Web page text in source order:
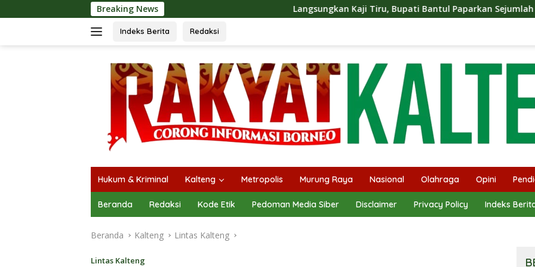
ke
Breaking News Langsungkan Kaji Tiru, Bupati Bantul Paparkan Sejumlah Program Unggulan
Indeks Berita Redaksi
Hukum & Kriminal Kalteng Metropolis Murung Raya Nasional Olahraga Opini
Beranda Redaksi Kode Etik Pedoman Media Siber Disclaimer Privacy Policy Indeks
Beranda Kalteng Lintas Kalteng
Lintas Kalteng